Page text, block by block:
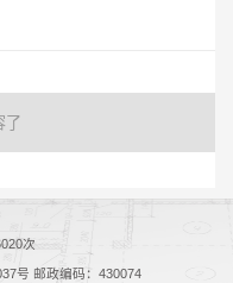
了
次
号 邮政编码：430074